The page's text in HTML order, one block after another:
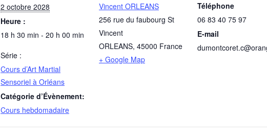
2 octobre 2028
Heure :
18 h 30 min - 20 h 00 min
Série :
Cours d’Art Martial
Sensoriel à Orléans
Catégorie d’Évènement:
Cours hebdomadaire
Vincent ORLEANS
256 rue du faubourg St
Vincent
ORLEANS, 45000 France
+ Google Map
Téléphone
06 83 40 75 97
E-mail